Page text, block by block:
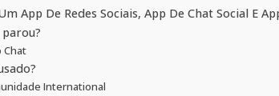
App De Redes Sociais, App De Chat Social E
Chat
International